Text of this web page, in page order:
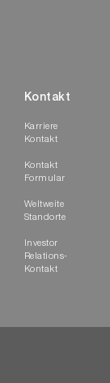
Kontakt
Karriere
Kontakt
Kontakt
Formular
Weltweite
Standorte
Investor
Relations-
Kontakt